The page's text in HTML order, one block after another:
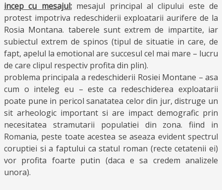
incep cu mesajul:mesajul principal al clipului este de
protest impotriva redeschiderii exploatarii aurifere de la
Rosia Montana. taberele sunt extrem de impartite, iar
subiectul extrem de spinos (tipul de situatie in care, de
fapt, apelul la emotional are succesul cel mai mare – lucru
de care clipul respectiv profita din plin).
problema principala a redeschiderii Rosiei Montane – asa
cum o inteleg eu – este ca redeschiderea exploatarii
poate pune in pericol sanatatea celor din jur, distruge un
sit arheologic important si are impact demografic prin
necesitatea stramutarii populatiei din zona. fiind in
Romania, peste toate acestea se aseaza evident spectrul
coruptiei si a faptului ca statul roman (recte cetatenii ei)
vor profita foarte putin (daca e sa credem analizele
unora).